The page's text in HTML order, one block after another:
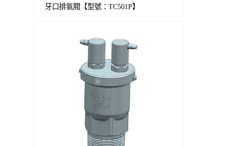
牙口排氣閥【型號：TC501P】